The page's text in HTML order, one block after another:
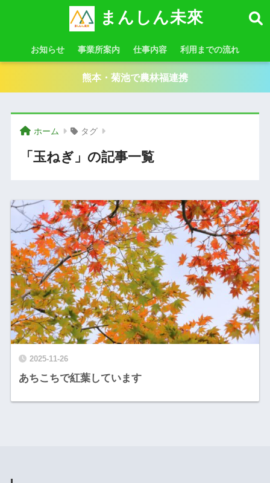
まんしん未來
お知らせ 事業所案内 仕事内容 利用までの流れ
熊本・菊池で農林福連携
ホーム タグ
「玉ねぎ」の記事一覧
2025-11-26
あちこちで紅葉しています